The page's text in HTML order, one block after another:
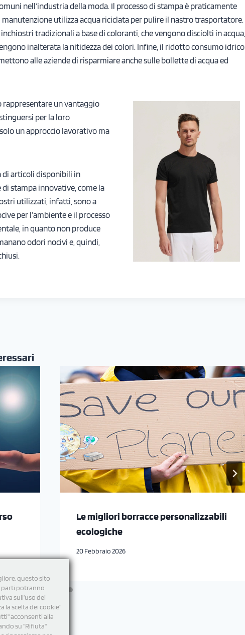
questo sito
parti potranno
sull’uso dei
la scelta dei cookie”
acconsenti alla
su "Rifiuta"
nell’industria della moda. Il processo di stampa è praticamente
utilizza acqua riciclata per pulire il nastro trasportatore.
tradizionali a base di coloranti, che vengono disciolti in acqua,
inalterata la nitidezza dei colori. Infine, il ridotto consumo idrico
alle aziende di risparmiare anche sulle bollette di acqua ed
rappresentare un vantaggio
per la loro
un approccio lavorativo ma
di articoli disponibili in
stampa innovative, come la
utilizzati, infatti, sono a
per l’ambiente e il processo
in quanto non produce
odori nocivi e, quindi,
Le migliori borracce personalizzabili
ecologiche
20 Febbraio 2026